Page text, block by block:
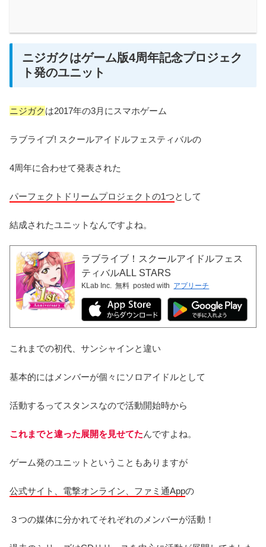
ニジガクはゲーム版4周年記念プロジェク
ト発のユニット
ニジガクは2017年の3月にスマホゲーム
ラブライブ! スクールアイドルフェスティバルの
4周年に合わせて発表された
パーフェクトドリームプロジェクトの1つとして
結成されたユニットなんですよね。
ラブライブ！スクールアイドルフェス
ティバルALL STARS
KLab Inc. 無料 posted with アプリーチ
これまでの初代、サンシャインと違い
基本的にはメンバーが個々にソロアイドルとして
活動するってスタンスなので活動開始時から
これまでと違った展開を見せてたんですよね。
ゲーム発のユニットということもありますが
公式サイト、電撃オンライン、ファミ通Appの
３つの媒体に分かれてそれぞれのメンバーが活動！